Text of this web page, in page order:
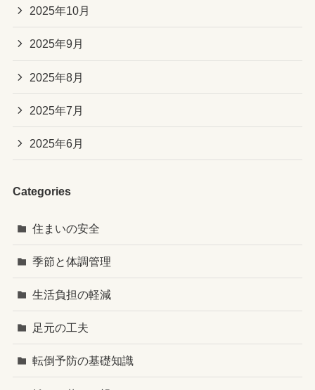
2025年10月
2025年9月
2025年8月
2025年7月
2025年6月
Categories
住まいの安全
季節と体調管理
生活負担の軽減
足元の工夫
転倒予防の基礎知識